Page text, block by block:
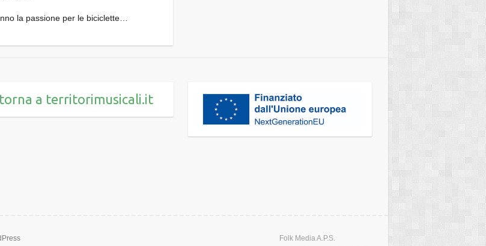
la passione per le biciclette…
torna a territorimusicali.it
Folk Media A.P.S.